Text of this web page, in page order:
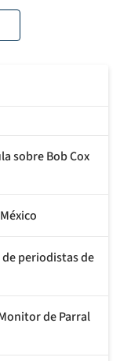
sobre Bob Cox
periodistas de
de Parral